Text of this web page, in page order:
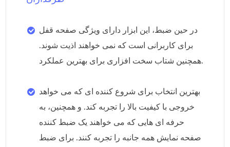
در حین ضبط، این ابزار دارای ویژگی صفحه قفل
برای کاربرانی است که نمی خواهند اذیت شوند.
همچنین شتاب سخت افزاری برای بهترین عملکرد.
بهترین انتخاب برای شروع کننده ای که می خواهد
خروجی با کیفیت بالا را تجربه کند. و همچنین، به
حرفه ای هایی که می خواهند یک ضبط کننده
صفحه نمایش همه جانبه را تجربه کنند. برای ضبط